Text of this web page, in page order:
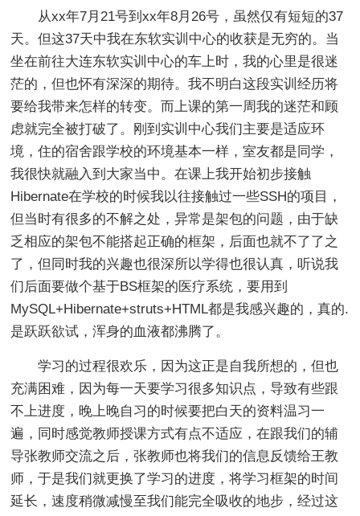
从xx年7月21号到xx年8月26号，虽然仅有短短的37
天。但这37天中我在东软实训中心的收获是无穷的。当
坐在前往大连东软实训中心的车上时，我的心里是很迷
茫的，但也怀有深深的期待。我不明白这段实训经历将
要给我带来怎样的转变。而上课的第一周我的迷茫和顾
虑就完全被打破了。刚到实训中心我们主要是适应环
境，住的宿舍跟学校的环境基本一样，室友都是同学，
我很快就融入到大家当中。在课上我开始初步接触
Hibernate在学校的时候我以往接触过一些SSH的项目，
但当时有很多的不解之处，异常是架包的问题，由于缺
乏相应的架包不能搭起正确的框架，后面也就不了了之
了，但同时我的兴趣也很深所以学得也很认真，听说我
们后面要做个基于BS框架的医疗系统，要用到
MySQL+Hibernate+struts+HTML都是我感兴趣的，真的.
是跃跃欲试，浑身的血液都沸腾了。
学习的过程很欢乐，因为这正是自我所想的，但也
充满困难，因为每一天要学习很多知识点，导致有些跟
不上进度，晚上晚自习的时候要把白天的资料温习一
遍，同时感觉教师授课方式有点不适应，在跟我们的辅
导张教师交流之后，张教师也将我们的信息反馈给王教
师，于是我们就更换了学习的进度，将学习框架的时间
延长，速度稍微减慢至我们能完全吸收的地步，经过这